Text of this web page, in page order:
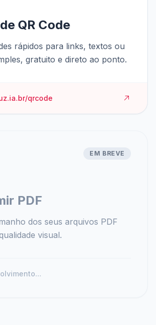
QR Code
rápidos para links, textos ou
gratuito e direto ao ponto.
qrcode
EM BREVE
PDF
dos seus arquivos PDF
visual.